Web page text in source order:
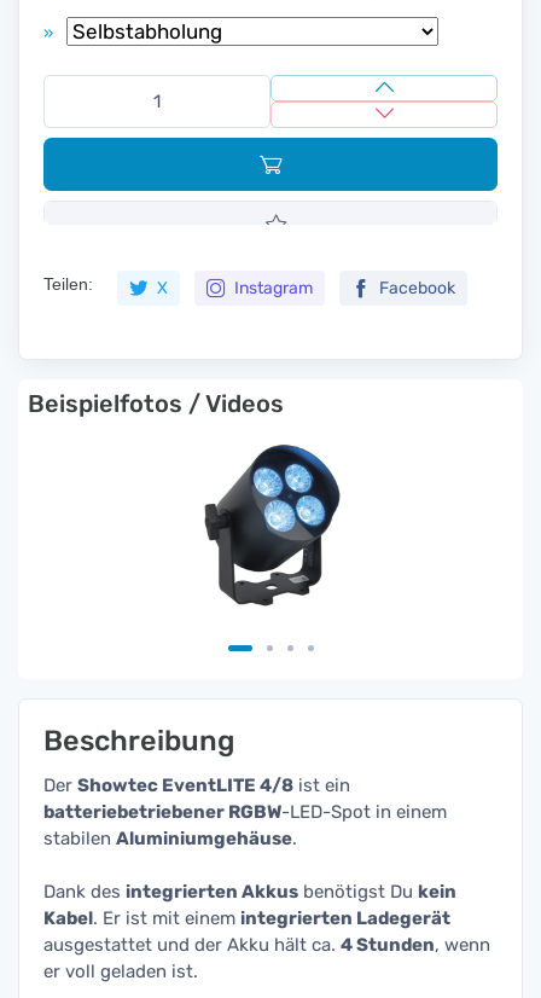
»
Teilen: X Instagram Facebook
Beispielfotos / Videos
Beschreibung
Der Showtec EventLITE 4/8 ist ein
batteriebetriebener RGBW-LED-Spot in einem
stabilen Aluminiumgehäuse.
Dank des integrierten Akkus benötigst Du kein
Kabel. Er ist mit einem integrierten Ladegerät
ausgestattet und der Akku hält ca. 4 Stunden, wenn
er voll geladen ist.